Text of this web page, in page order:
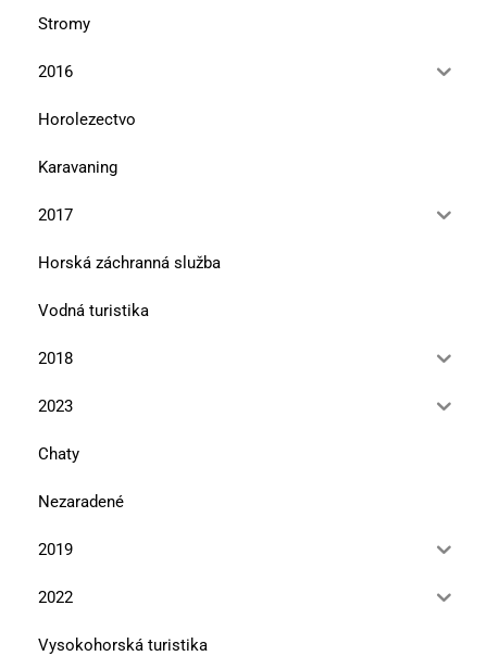
Stromy
2016
Horolezectvo
Karavaning
2017
Horská záchranná služba
Vodná turistika
2018
2023
Chaty
Nezaradené
2019
2022
Vysokohorská turistika